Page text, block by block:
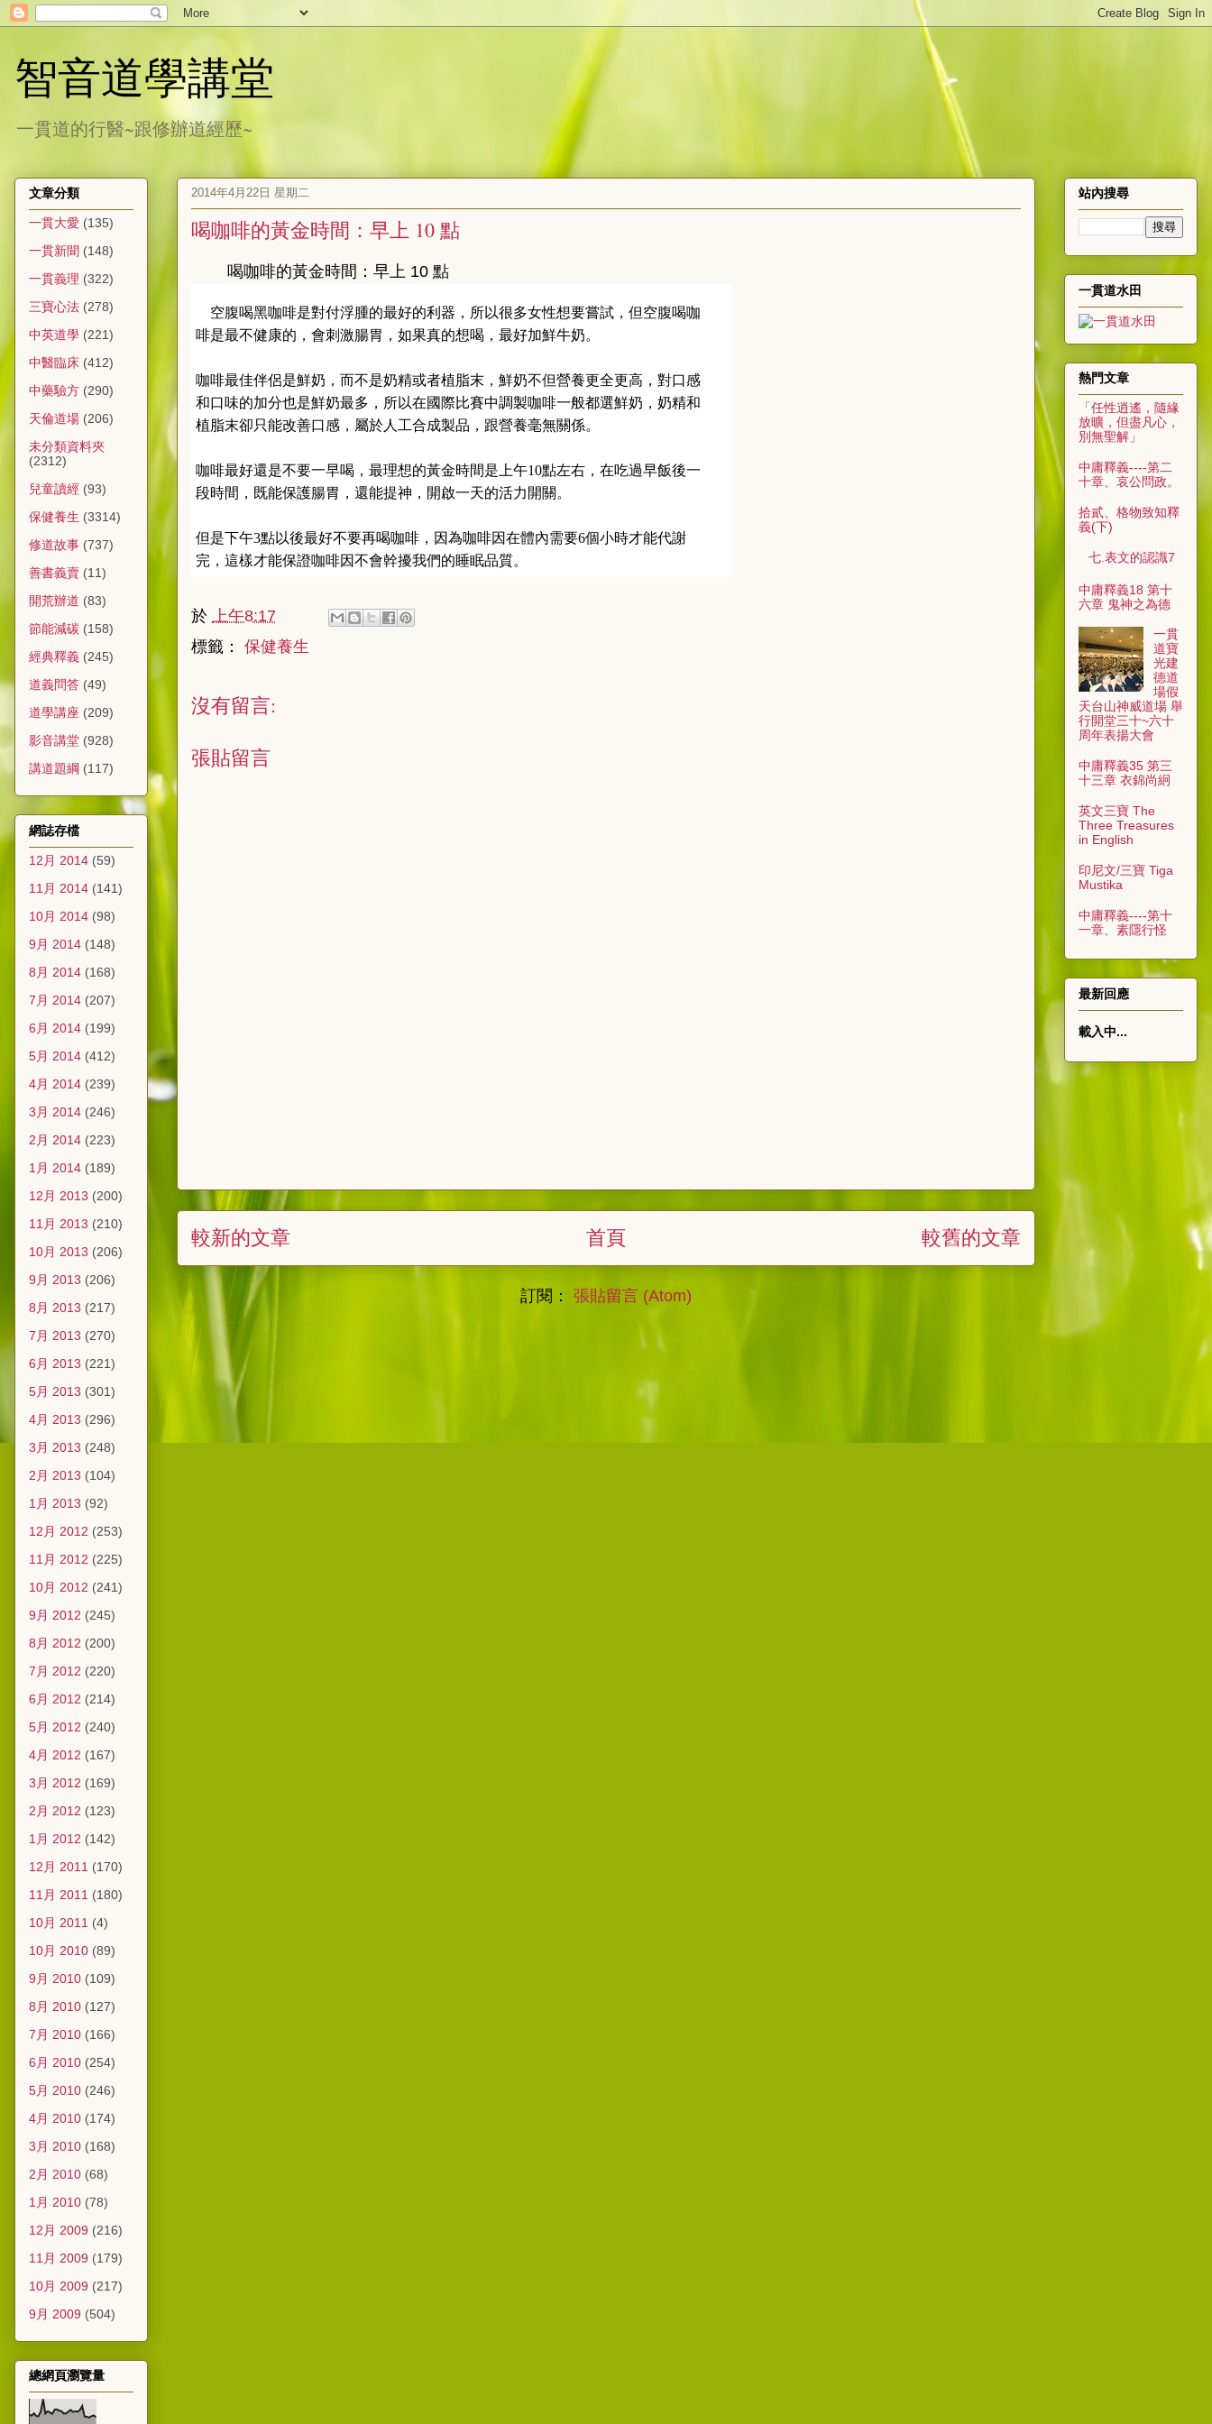
智音道學講堂
一貫道的行醫~跟修辦道經歷~
2014年4月22日 星期二
喝咖啡的黃金時間：早上 10 點
喝咖啡的黃金時間：早上 10 點
空腹喝黑咖啡是對付浮腫的最好的利器，所以很多女性想要嘗試，但空腹喝咖
啡是最不健康的，會刺激腸胃，如果真的想喝，最好加鮮牛奶。
咖啡最佳伴侶是鮮奶，而不是奶精或者植脂末，鮮奶不但營養更全更高，對口感
和口味的加分也是鮮奶最多，所以在國際比賽中調製咖啡一般都選鮮奶，奶精和
植脂末卻只能改善口感，屬於人工合成製品，跟營養毫無關係。
咖啡最好還是不要一早喝，最理想的黃金時間是上午10點左右，在吃過早飯後一
段時間，既能保護腸胃，還能提神，開啟一天的活力開關。
但是下午3點以後最好不要再喝咖啡，因為咖啡因在體內需要6個小時才能代謝
完，這樣才能保證咖啡因不會幹擾我們的睡眠品質。
於 上午8:17
標籤： 保健養生
沒有留言:
張貼留言
較新的文章 較舊的文章
首頁
訂閱： 張貼留言 (Atom)
文章分類
一貫大愛 (135)
一貫新聞 (148)
一貫義理 (322)
三寶心法 (278)
中英道學 (221)
中醫臨床 (412)
中藥驗方 (290)
天倫道場 (206)
未分類資料夾
(2312)
兒童讀經 (93)
保健養生 (3314)
修道故事 (737)
善書義賣 (11)
開荒辦道 (83)
節能減碳 (158)
經典釋義 (245)
道義問答 (49)
道學講座 (209)
影音講堂 (928)
講道題綱 (117)
網誌存檔
12月 2014 (59)
11月 2014 (141)
10月 2014 (98)
9月 2014 (148)
8月 2014 (168)
7月 2014 (207)
6月 2014 (199)
5月 2014 (412)
4月 2014 (239)
3月 2014 (246)
2月 2014 (223)
1月 2014 (189)
12月 2013 (200)
11月 2013 (210)
10月 2013 (206)
9月 2013 (206)
8月 2013 (217)
7月 2013 (270)
6月 2013 (221)
5月 2013 (301)
4月 2013 (296)
3月 2013 (248)
2月 2013 (104)
1月 2013 (92)
12月 2012 (253)
11月 2012 (225)
10月 2012 (241)
9月 2012 (245)
8月 2012 (200)
7月 2012 (220)
6月 2012 (214)
5月 2012 (240)
4月 2012 (167)
3月 2012 (169)
2月 2012 (123)
1月 2012 (142)
12月 2011 (170)
11月 2011 (180)
10月 2011 (4)
10月 2010 (89)
9月 2010 (109)
8月 2010 (127)
7月 2010 (166)
6月 2010 (254)
5月 2010 (246)
4月 2010 (174)
3月 2010 (168)
2月 2010 (68)
1月 2010 (78)
12月 2009 (216)
11月 2009 (179)
10月 2009 (217)
9月 2009 (504)
總網頁瀏覽量
站內搜尋
一貫道水田
熱門文章
「任性逍遙，隨緣
放曠，但盡凡心，
別無聖解」
中庸釋義----第二
十章、哀公問政。
拾貳、格物致知釋
義(下)
七.表文的認識7
中庸釋義18 第十
六章 鬼神之為德
一貫
道寶
光建
德道
場假
天台山神威道場 舉
行開堂三十~六十
周年表揚大會
中庸釋義35 第三
十三章 衣錦尚絅
英文三寶 The
Three Treasures
in English
印尼文/三寶 Tiga
Mustika
中庸釋義----第十
一章、素隱行怪
最新回應
載入中...